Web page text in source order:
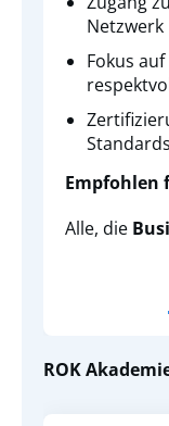
Netzwerk
Fokus
Empfohlen
Alle, die
ROK